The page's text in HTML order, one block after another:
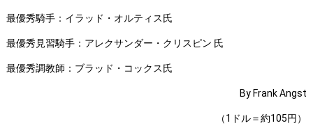
最優秀騎手：イラッド・オルティス氏
最優秀見習騎手：アレクサンダー・クリスピン 氏
最優秀調教師：ブラッド・コックス氏
By Frank Angst
（1ドル＝約105円）